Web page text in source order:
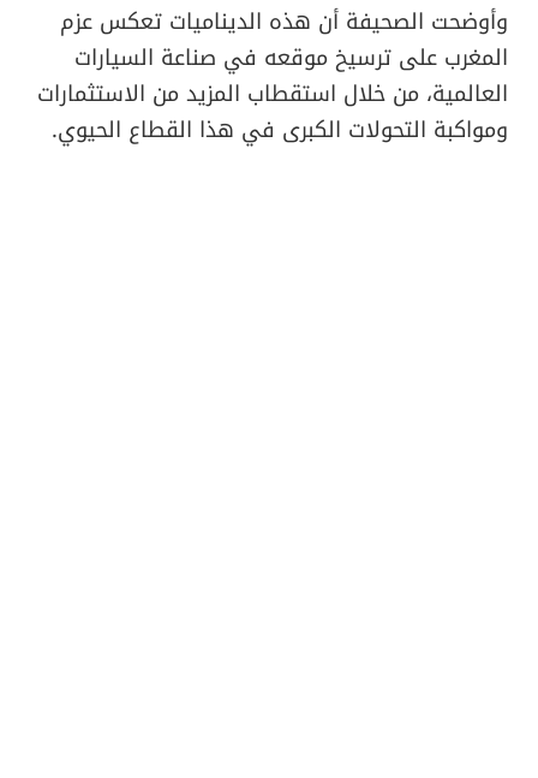
وأوضحت الصحيفة أن هذه الديناميات تعكس عزم
المغرب على ترسيخ موقعه في صناعة السيارات
العالمية، من خلال استقطاب المزيد من الاستثمارات
ومواكبة التحولات الكبرى في هذا القطاع الحيوي.